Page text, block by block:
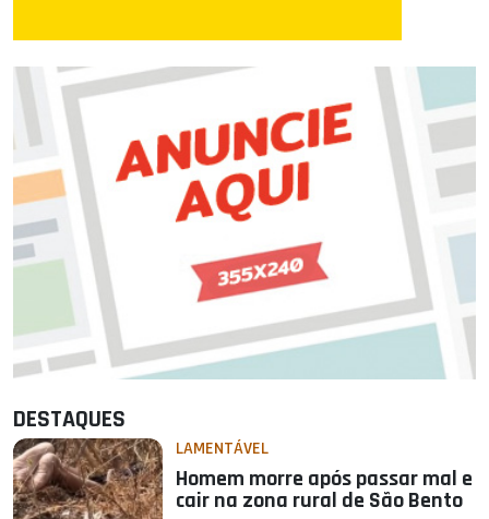
DESTAQUES
LAMENTÁVEL
Homem morre após passar mal e
cair na zona rural de São Bento